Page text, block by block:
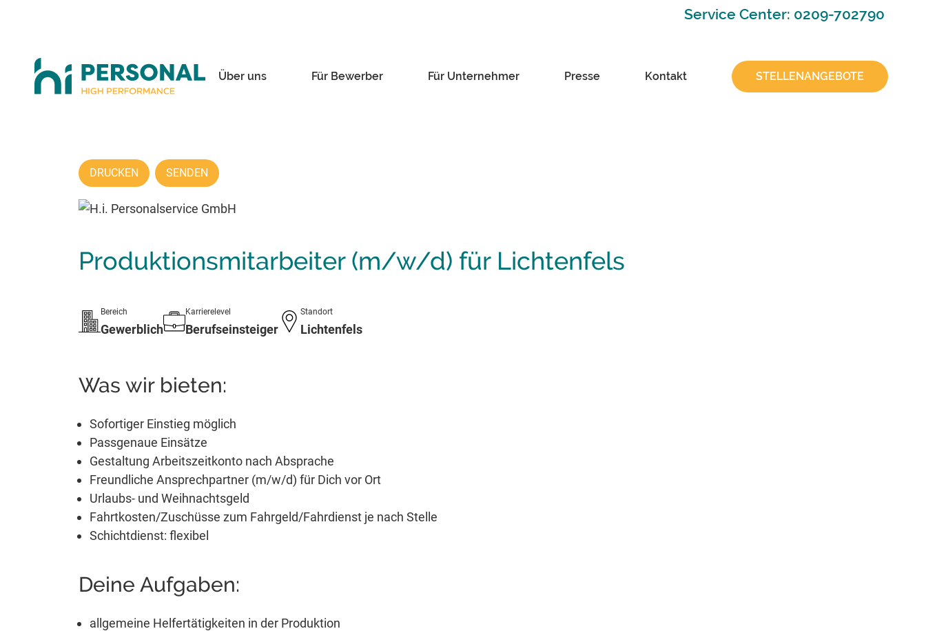
Service Center: 0209-702790
Über uns Für Bewerber Für Unternehmer Presse Kontakt STELLENANGEBOTE
DRUCKEN SENDEN
Produktionsmitarbeiter (m/w/d) für Lichtenfels
Bereich
Gewerblich
Karrierelevel
Berufseinsteiger
Standort
Lichtenfels
Was wir bieten:
Sofortiger Einstieg möglich
Passgenaue Einsätze
Gestaltung Arbeitszeitkonto nach Absprache
Freundliche Ansprechpartner (m/w/d) für Dich vor Ort
Urlaubs- und Weihnachtsgeld
Fahrtkosten/Zuschüsse zum Fahrgeld/Fahrdienst je nach Stelle
Schichtdienst: flexibel
Deine Aufgaben:
allgemeine Helfertätigkeiten in der Produktion